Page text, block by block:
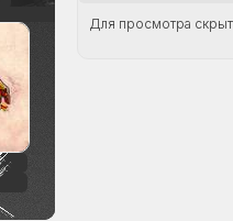
Для просмотра